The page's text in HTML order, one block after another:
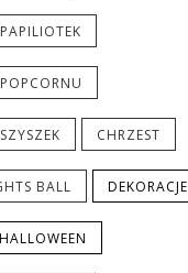
CHRZEST
BALL DEKORACJE